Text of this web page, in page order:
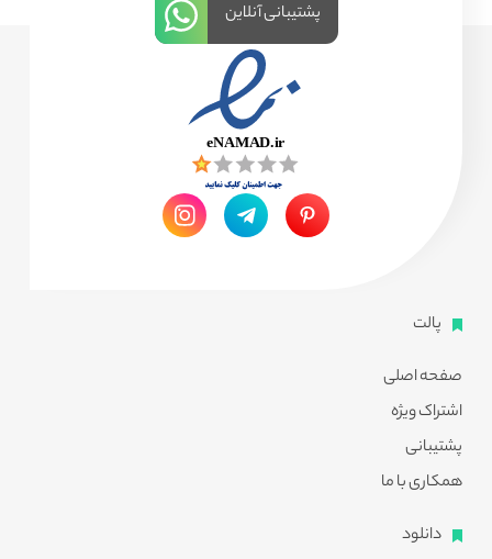
پالت
صفحه اصلی
اشتراک ویژه
پشتیبانی
همکاری با ما
دانلود
پشتیبانی آنلاین